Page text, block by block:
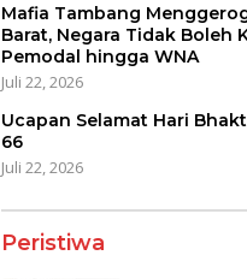
Mafia Tambang
Barat, Negara Tidak Boleh
Pemodal hingga WNA
Juli 22, 2026
Ucapan Selamat Hari
66
Juli 22, 2026
Peristiwa